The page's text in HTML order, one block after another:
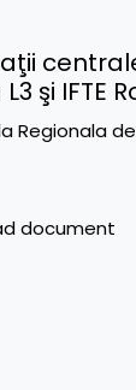
şi
Regionala
document